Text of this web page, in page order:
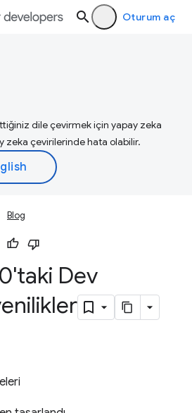
Oturum aç
dile çevirmek için yapay zeka
zeka çevirilerinde hata olabilir.
Blog
Dev